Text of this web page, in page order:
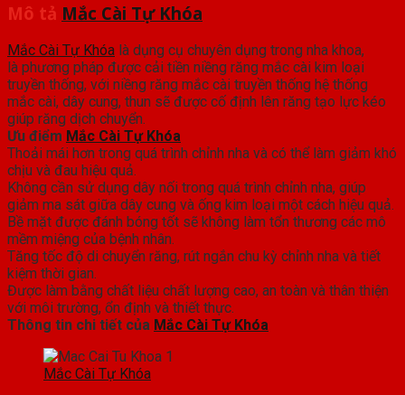
Mô tả Mắc Cài Tự Khóa
Mắc Cài Tự Khóa là dụng cụ chuyên dụng trong nha khoa,
là phương pháp được cải tiền niềng răng mắc cài kim loại
truyền thống, với niềng răng mắc cài truyền thống hệ thống
mắc cài, dây cung, thun sẽ được cố định lên răng tạo lực kéo
giúp răng dịch chuyển.
Ưu điểm Mắc Cài Tự Khóa
Thoải mái hơn trong quá trình chỉnh nha và có thể làm giảm khó
chịu và đau hiệu quả.
Không cần sử dụng dây nối trong quá trình chỉnh nha, giúp
giảm ma sát giữa dây cung và ống kim loại một cách hiệu quả.
Bề mặt được đánh bóng tốt sẽ không làm tổn thương các mô
mềm miệng của bệnh nhân.
Tăng tốc độ di chuyển răng, rút ngắn chu kỳ chỉnh nha và tiết
kiệm thời gian.
Được làm bằng chất liệu chất lượng cao, an toàn và thân thiện
với môi trường, ổn định và thiết thực.
Thông tin chi tiết của Mắc Cài Tự Khóa
Mắc Cài Tự Khóa